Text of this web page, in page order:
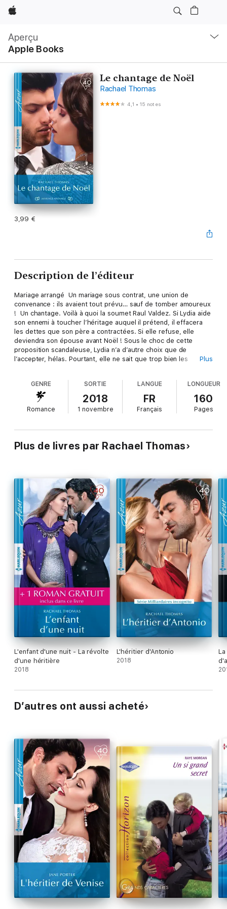
Apple
Aperçu
Apple Books
locale
Ouvrir
menu
Le chantage de Noël
Rachael Thomas
4,1 •15 notes
3,99 €
Description de l’éditeur
Mariage arrangé Un mariage sous contrat, une union de
convenance : ils avaient tout prévu… sauf de tomber amoureux
! Un chantage. Voilà à quoi la soumet Raul Valdez. Si Lydia aide
son ennemi à toucher l’héritage auquel il prétend, il effacera
les dettes que son père a contractées. Si elle refuse, elle
deviendra son épouse avant Noël ! Sous le choc de cette
proposition scandaleuse, Lydia n’a d’autre choix que de
l’accepter, hélas. Pourtant, elle ne sait que trop bien les
sentiments bien trop troublants qui la rendent vulnérable à sa
séduction…
Plus
GENRE
Romance
SORTIE
2018
1 novembre
LANGUE
FR
Français
LONGUEUR
160
Pages
Plus de livres par Rachael Thomas
L'enfant d'une nuit - La révolte
d'une héritière
2018
L'héritier d'Antonio
2018
D’autres ont aussi acheté